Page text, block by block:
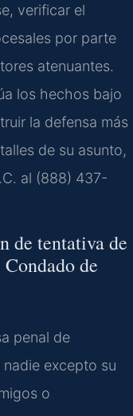
verificar el
por parte
atenuantes.
los hechos bajo
la defensa más
de su asunto,
al (888) 437-
de tentativa de
de
penal de
excepto su
o